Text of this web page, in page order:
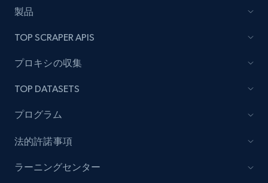
rating object, Product rating max, Rating,
TikTok - Posts
count, Share count, Collect count, Comment
製品
TOP SCRAPER APIS
プロキシの収集
TOP DATASETS
プログラム
法的許諾事項
ラーニングセンター